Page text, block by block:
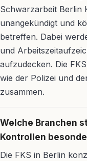
Schwarzarbeit Berlin
unangekündigt und
betreffen. Dabei
und
aufzudecken. Die
wie der Polizei und
zusammen.
Welche Branchen
Kontrollen
Die FKS in Berlin